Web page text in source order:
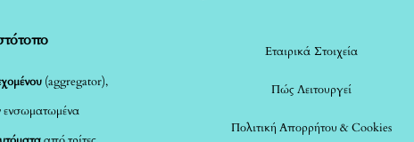
(aggregator),
ενσωματωμένα
Εταιρικά Στοιχεία
Πώς Λειτουργεί
Πολιτική Απορρήτου & Cookies